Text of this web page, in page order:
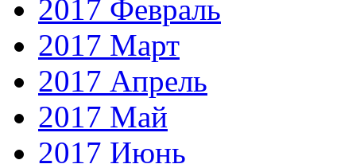
2017 Февраль
2017 Март
2017 Апрель
2017 Май
2017 Июнь